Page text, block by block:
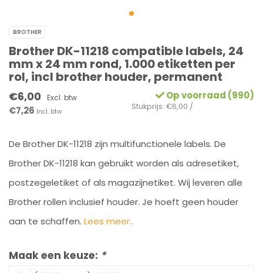
BROTHER
Brother DK-11218 compatible labels, 24
mm x 24 mm rond, 1.000 etiketten per
rol, incl brother houder, permanent
€6,00 Excl. btw
€7,26 Incl. btw
Op voorraad (990)
Stukprijs: €6,00 /
De Brother DK-11218 zijn multifunctionele labels. De
Brother DK-11218 kan gebruikt worden als adresetiket,
postzegeletiket of als magazijnetiket. Wij leveren alle
Brother rollen inclusief houder. Je hoeft geen houder
aan te schaffen. Lees meer..
Maak een keuze: *